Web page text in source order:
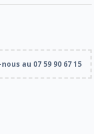
au 07 59 90 67 15